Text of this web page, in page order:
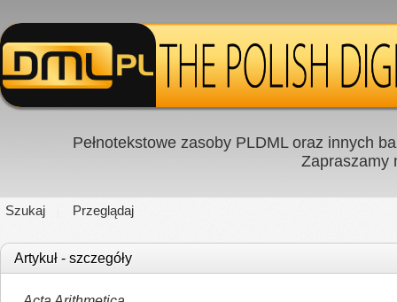
Pełnotekstowe zasoby PLDML oraz innych
Zapraszamy
Szukaj Przeglądaj
Artykuł - szczegóły